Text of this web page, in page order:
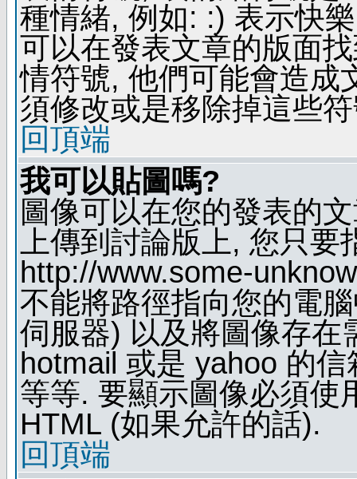
種情緒, 例如: :) 表示快
可以在發表文章的版面
情符號, 他們可能會造成
須修改或是移除掉這些
回頂端
我可以貼圖嗎?
圖像可以在您的發表的
上傳到討論版上, 您只
http://www.some-
不能將路徑指向您的電
伺服器) 以及將圖像存在
hotmail 或是 yahoo 的
等等. 要顯示圖像必須使
HTML (如果允許的話).
回頂端